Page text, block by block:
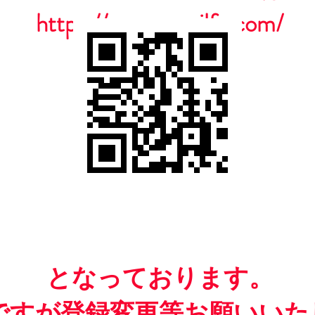
https://www.casailfc.com/
​となっております。